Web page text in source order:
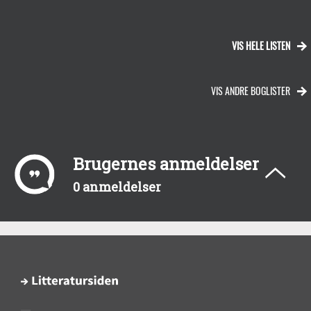
VIS HELE LISTEN
VIS ANDRE BOGLISTER
Brugernes anmeldelser
0 anmeldelser